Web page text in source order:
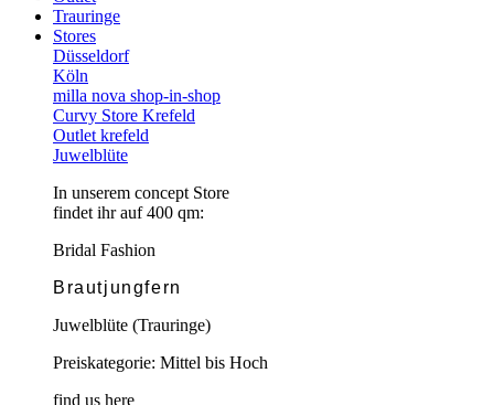
Trauringe
Stores
Düsseldorf
Köln
milla nova shop-in-shop
Curvy Store Krefeld
Outlet krefeld
Juwelblüte
In unserem concept Store
findet ihr auf 400 qm:
Bridal Fashion
Brautjungfern
Juwelblüte (Trauringe)
Preiskategorie: Mittel bis Hoch
find us here